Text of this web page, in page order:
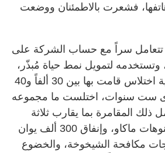
فشعرت بالاطمئنان ووضعت
تتعامل سراً مع حساب الشركة على
وتستخدمه لتمويل نمط حياة مُبذّر،
إذ تراوحت أكبر عملية اختلاس قامت بها بين 30 ألفاً و40
ست سنوات، اختلست ما مجموعه
ذلك المقامرة بما يقارب ثلاثة
ملايين يوان في كازينوهات ماكاو، وإنفاق 300 ألف يوان
مكافحة الشيخوخة، والخضوع